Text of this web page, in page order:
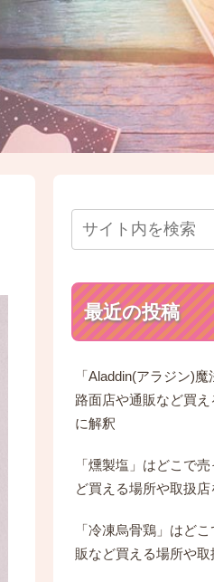
最近の投稿
「Aladdin(アラジン)
路面店や通販など買
に解釈
「燻製塩」はどこで
ど買える場所や取扱
「冷凍烏骨鶏」はど
販など買える場所や